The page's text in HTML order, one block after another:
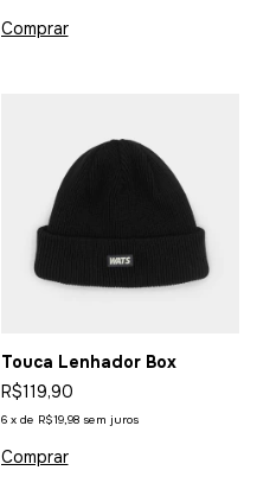
Touca Lenhador Box
R$119,90
6 x de R$19,98 sem juros